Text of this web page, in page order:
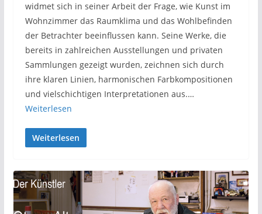
widmet sich in seiner Arbeit der Frage, wie Kunst im
Wohnzimmer das Raumklima und das Wohlbefinden
der Betrachter beeinflussen kann. Seine Werke, die
bereits in zahlreichen Ausstellungen und privaten
Sammlungen gezeigt wurden, zeichnen sich durch
ihre klaren Linien, harmonischen Farbkompositionen
und vielschichtigen Interpretationen aus.…
Weiterlesen
Weiterlesen